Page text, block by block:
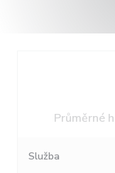
Průměrné
Služba